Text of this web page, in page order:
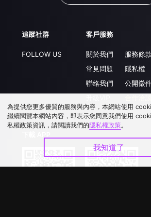
追蹤社群
FOLLOW US
客戶服務
關於我們
常見問題
聯絡我們
服務條款
隱私權
公開徵
為提供您更多優質的服務與內容，本網站使用
繼續閱覽本網站內容，即表示您同意我們使用
私權政策資訊，請閱讀我們的隱私權政策。
我知道了